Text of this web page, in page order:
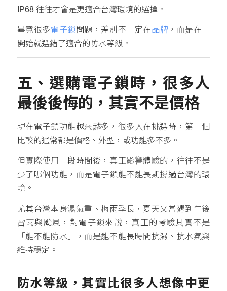
IP68 往往才會是更適合台灣環境的選擇。
畢竟很多電子鎖 問題，差別不一定在品牌 ，而是在一
開始就選錯了適合的防水等級。
五、選購電子鎖時，很多人
最後後悔的，其實不是價格
現在電子鎖功能越來越多，很多人在挑選時，第一個
比較的通常都是價格、外型，或功能多不多。
但實際使用一段時間後，真正影響體驗的，往往不是
少了哪個功能，而是電子鎖能不能長期撐過台灣的環
境。
尤其台灣本身濕氣重、梅雨季長，夏天又常遇到午後
雷雨與颱風，對電子鎖來說，真正的考驗其實不是
「能不能防水」，而是能不能長時間抗濕、抗水氣與
維持穩定。
防水等級，其實比很多人想像中更